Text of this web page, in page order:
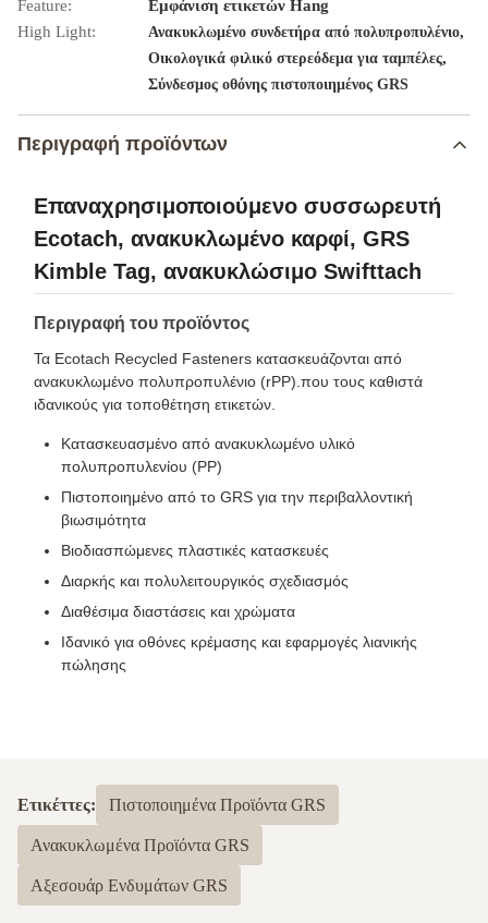
Feature:
Εμφάνιση ετικετών Hang
High Light:
Ανακυκλωμένο συνδετήρα από πολυπροπυλένιο,
Οικολογικά φιλικό στερεόδεμα για ταμπέλες,
Σύνδεσμος οθόνης πιστοποιημένος GRS
Περιγραφή προϊόντων
Επαναχρησιμοποιούμενο συσσωρευτή
Ecotach, ανακυκλωμένο καρφί, GRS
Kimble Tag, ανακυκλώσιμο Swifttach
Περιγραφή του προϊόντος
Τα Ecotach Recycled Fasteners κατασκευάζονται από
ανακυκλωμένο πολυπροπυλένιο (rPP).που τους καθιστά
ιδανικούς για τοποθέτηση ετικετών.
Κατασκευασμένο από ανακυκλωμένο υλικό
πολυπροπυλενίου (PP)
Πιστοποιημένο από το GRS για την περιβαλλοντική
βιωσιμότητα
Βιοδιασπώμενες πλαστικές κατασκευές
Διαρκής και πολυλειτουργικός σχεδιασμός
Διαθέσιμα διαστάσεις και χρώματα
Ιδανικό για οθόνες κρέμασης και εφαρμογές λιανικής
πώλησης
Ετικέττες: Πιστοποιημένα Προϊόντα GRS
Ανακυκλωμένα Προϊόντα GRS
Αξεσουάρ Ενδυμάτων GRS